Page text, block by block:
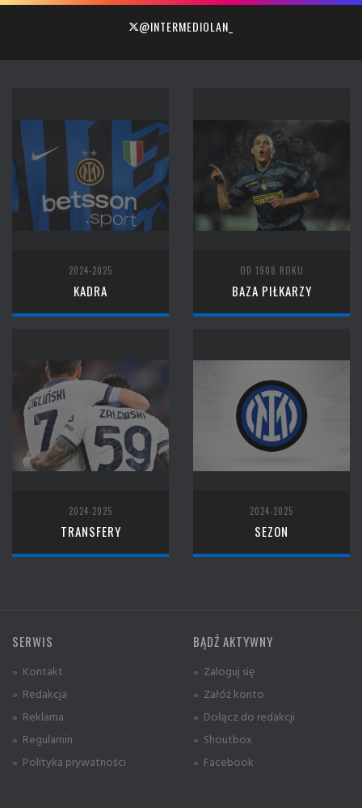
@INTERMEDIOLAN_
2024-2025
KADRA
OD 1908 ROKU
BAZA PIŁKARZY
2024-2025
TRANSFERY
2024-2025
SEZON
SERWIS
» Kontakt
» Redakcja
» Reklama
» Regulamin
» Polityka prywatności
BĄDŹ AKTYWNY
» Zaloguj się
» Załóż konto
» Dołącz do redakcji
» Shoutbox
» Facebook